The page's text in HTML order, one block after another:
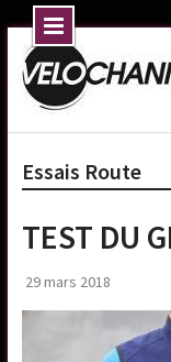
Skip
to
content
Essais Route
TEST DU
29 mars 2018